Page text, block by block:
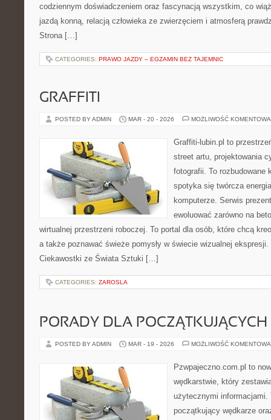
codziennym doświadczeniem oraz fascynacją wszystkim, co
jazdą konną, relacją człowieka ze zwierzęciem i atmosferą
Strona […]
CATEGORIES: PRAWO JAZDY – EGZAMIN BEZ TAJEMNIC
GRAFFITI
POSTED BY ADMIN MAR - 20 - 2026 MOŻLIWOŚĆ
Graffiti-lubin.pl to
street artu, projektowania
fotografii. To rozbudowane
spotyka się twórcza
komputerze. Serwis
ewoluować zarówno na
wirtualnej przestrzeni roboczej. To portal dla osób, które chcą
a także poznawać świeże pomysły w świecie wizualnej
Ciekawostki ze Świata Sztuki […]
CATEGORIES: ZAROSLA
PORADY DLA POCZĄTKUJĄCYCH
POSTED BY ADMIN MAR - 19 - 2026 MOŻLIWOŚĆ
Pzwpajeczno.com.pl to
wędkarstwie, który
użytecznymi informacjami.
początkujący wędkarze